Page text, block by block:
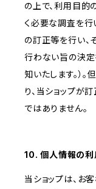
の上で、利用目的
く必要な調査を行
の訂正等を行い、
行わない旨の決定
知いたします。）
り、当ショップが
ではありません。
10. 個人情報の利
当ショップは、お